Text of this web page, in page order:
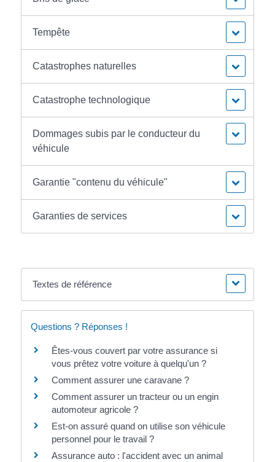
Tempête
Catastrophes naturelles
Catastrophe technologique
Dommages subis par le conducteur du
véhicule
Garantie "contenu du véhicule"
Garanties de services
Textes de référence
Questions ? Réponses !
Êtes-vous couvert par votre assurance si
vous prêtez votre voiture à quelqu'un ?
Comment assurer une caravane ?
Comment assurer un tracteur ou un engin
automoteur agricole ?
Est-on assuré quand on utilise son véhicule
personnel pour le travail ?
Assurance auto : l'accident avec un animal